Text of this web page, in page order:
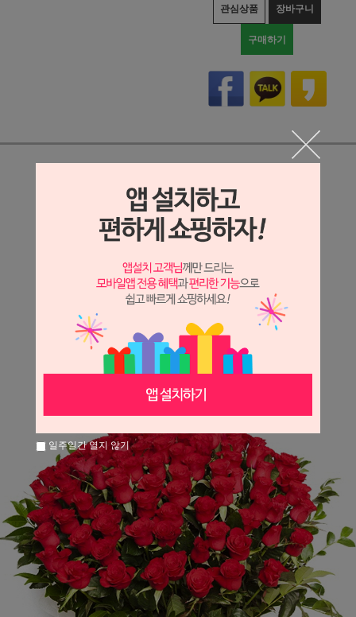
관심상품 장바구니
구매하기
상세정보 새창 열기
상세 정보를 확대해 보실 수 있습니다.
※ 필독해주세요 ※
는 시세 변동에 따라 가격이 달라질 수 있으니
문의 후 주문 바랍니다.
일주일간 열지 않기